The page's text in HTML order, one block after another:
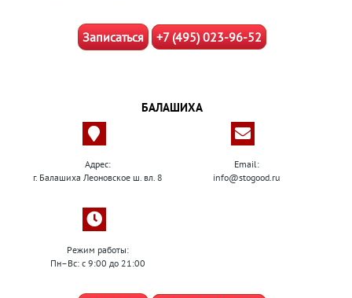
Записаться +7 (495) 023-96-52
БАЛАШИХА
Адрес:
г. Балашиха Леоновское ш. вл. 8
Email:
info@stogood.ru
Режим работы:
Пн–Вс: с 9:00 до 21:00